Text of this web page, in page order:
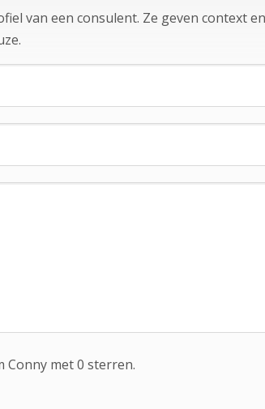
van een consulent. Ze geven context
Conny met0 sterren.